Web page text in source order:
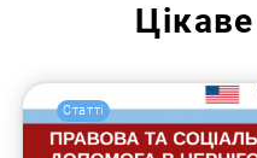
Статті